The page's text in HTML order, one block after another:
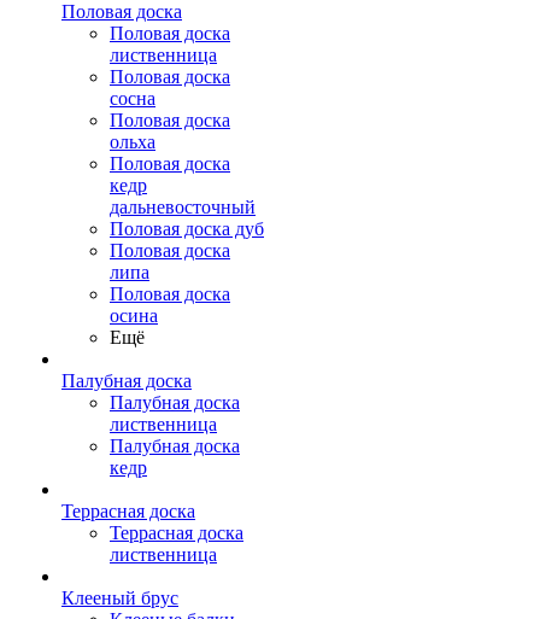
Половая доска
Половая доска
лиственница
Половая доска
сосна
Половая доска
ольха
Половая доска
кедр
дальневосточный
Половая доска дуб
Половая доска
липа
Половая доска
осина
Ещё
Палубная доска
Палубная доска
лиственница
Палубная доска
кедр
Террасная доска
Террасная доска
лиственница
Клееный брус